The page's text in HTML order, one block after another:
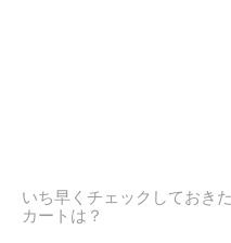
いち早くチェックしておき
カートは？